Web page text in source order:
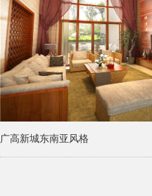
广高新城东南亚风格